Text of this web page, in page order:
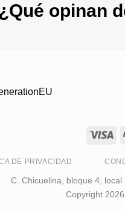
opinan
DE PRIVACIDAD
C. Chicuelina, bloque 4,
Copyright